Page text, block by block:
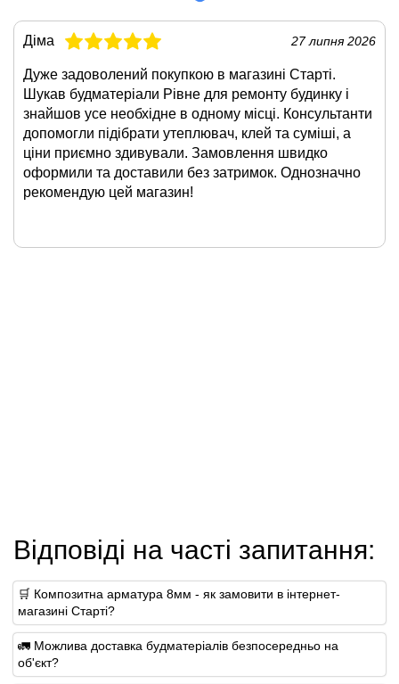
Діма 27 липня 2026
Дуже задоволений покупкою в магазині Старті.
Шукав будматеріали Рівне для ремонту будинку і
знайшов усе необхідне в одному місці. Консультанти
допомогли підібрати утеплювач, клей та суміші, а
ціни приємно здивували. Замовлення швидко
оформили та доставили без затримок. Однозначно
рекомендую цей магазин!
Відповіді на часті запитання:
🛒 Композитна арматура 8мм - як замовити в інтернет-
магазині Старті?
🚛 Можлива доставка будматеріалів безпосередньо на
об'єкт?